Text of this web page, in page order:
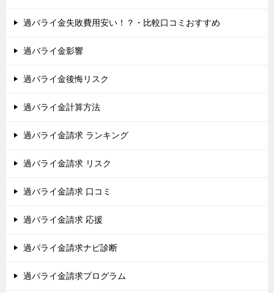
過バライ金失敗費用安い！？・比較口コミおすすめ
過バライ金影響
過バライ金後悔リスク
過バライ金計算方法
過バライ金請求 ランキング
過バライ金請求 リスク
過バライ金請求 口コミ
過バライ金請求 応援
過バライ金請求ナビ診断
過バライ金請求プログラム